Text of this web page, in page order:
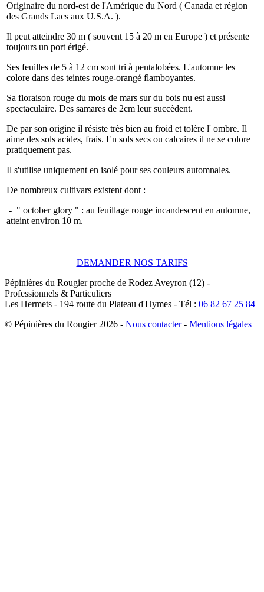
Originaire du nord-est de l'Amérique du Nord ( Canada et région
des Grands Lacs aux U.S.A. ).
Il peut atteindre 30 m ( souvent 15 à 20 m en Europe ) et présente
toujours un port érigé.
Ses feuilles de 5 à 12 cm sont tri à pentalobées. L'automne les
colore dans des teintes rouge-orangé flamboyantes.
Sa floraison rouge du mois de mars sur du bois nu est aussi
spectaculaire. Des samares de 2cm leur succèdent.
De par son origine il résiste très bien au froid et tolère l' ombre. Il
aime des sols acides, frais. En sols secs ou calcaires il ne se colore
pratiquement pas.
Il s'utilise uniquement en isolé pour ses couleurs automnales.
De nombreux cultivars existent dont :
- " october glory " : au feuillage rouge incandescent en automne,
atteint environ 10 m.
DEMANDER NOS TARIFS
Pépinières du Rougier proche de RodezAveyron (12) -
Professionnels & Particuliers
Les Hermets - 194 route du Plateau d'Hymes - Tél : 06 82 67 25 84
© Pépinières du Rougier2026 - Nous contacter- Mentions légales